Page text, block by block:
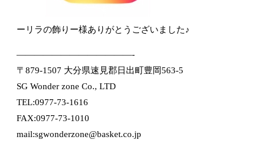
ーリラの飾りー様ありがとうございました♪
—————————————-
〒879-1507 大分県速見郡日出町豊岡563-5
SG Wonder zone Co., LTD
TEL:0977-73-1616
FAX:0977-73-1010
mail:sgwonderzone@basket.co.jp